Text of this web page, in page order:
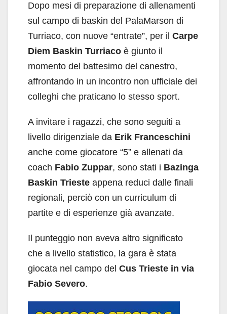
Dopo mesi di preparazione di allenamenti
sul campo di baskin del PalaMarson di
Turriaco, con nuove “entrate”, per il Carpe
Diem Baskin Turriaco è giunto il
momento del battesimo del canestro,
affrontando in un incontro non ufficiale dei
colleghi che praticano lo stesso sport.
A invitare i ragazzi, che sono seguiti a
livello dirigenziale da Erik Franceschini
anche come giocatore “5” e allenati da
coach Fabio Zuppar, sono stati i Bazinga
Baskin Trieste appena reduci dalle finali
regionali, perciò con un curriculum di
partite e di esperienze già avanzate.
Il punteggio non aveva altro significato
che a livello statistico, la gara è stata
giocata nel campo del Cus Trieste in via
Fabio Severo.